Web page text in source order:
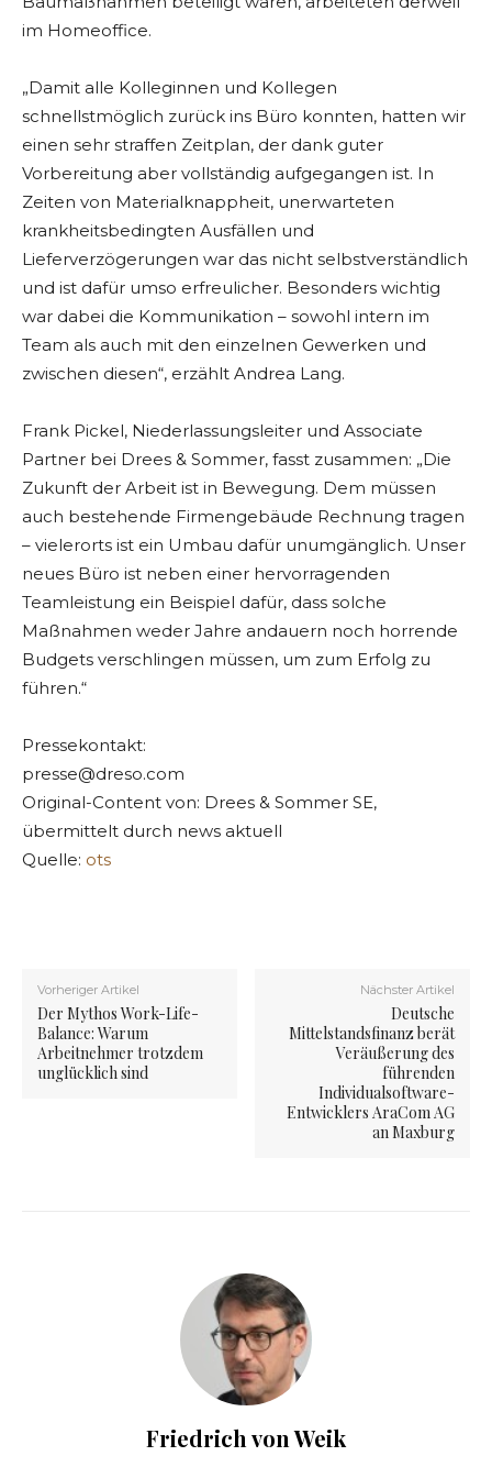
im Homeoffice.
„Damit alle Kolleginnen und Kollegen
schnellstmöglich zurück ins Büro konnten, hatten wir
einen sehr straffen Zeitplan, der dank guter
Vorbereitung aber vollständig aufgegangen ist. In
Zeiten von Materialknappheit, unerwarteten
krankheitsbedingten Ausfällen und
Lieferverzögerungen war das nicht selbstverständlich
und ist dafür umso erfreulicher. Besonders wichtig
war dabei die Kommunikation – sowohl intern im
Team als auch mit den einzelnen Gewerken und
zwischen diesen“, erzählt Andrea Lang.
Frank Pickel, Niederlassungsleiter und Associate
Partner bei Drees & Sommer, fasst zusammen: „Die
Zukunft der Arbeit ist in Bewegung. Dem müssen
auch bestehende Firmengebäude Rechnung tragen
– vielerorts ist ein Umbau dafür unumgänglich. Unser
neues Büro ist neben einer hervorragenden
Teamleistung ein Beispiel dafür, dass solche
Maßnahmen weder Jahre andauern noch horrende
Budgets verschlingen müssen, um zum Erfolg zu
führen.“
Pressekontakt:
presse@dreso.com
Original-Content von: Drees & Sommer SE,
übermittelt durch news aktuell
Quelle: ots
Vorheriger Artikel
Der Mythos Work-Life-
Balance: Warum
Arbeitnehmer trotzdem
unglücklich sind
Nächster Artikel
Deutsche
Mittelstandsfinanz berät
Veräußerung des
führenden
Individualsoftware-
Entwicklers AraCom AG
an Maxburg
Friedrich von Weik